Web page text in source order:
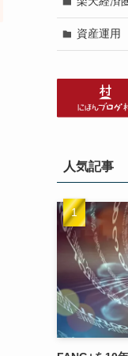
資産運用
人気記事